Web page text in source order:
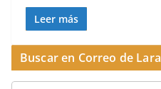
k
c
e
b
a
d
p
ar
Leer más
Buscar en Correo de Lara